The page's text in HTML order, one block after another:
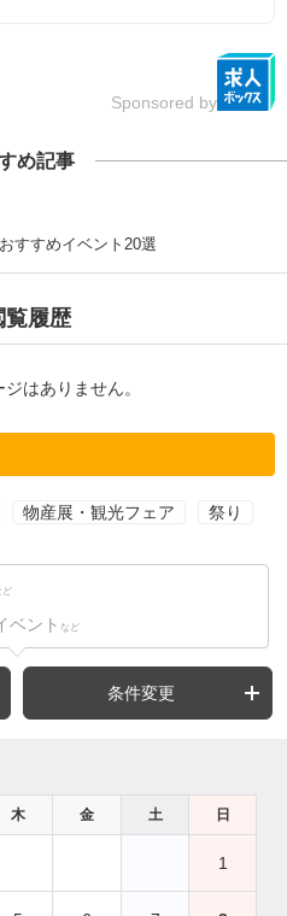
Sponsored by
め記事
すすめイベント20選
覧履歴
はありません。
物産展・観光フェア 祭り
ど
ベント など
条件変更
木 金 土 日
1